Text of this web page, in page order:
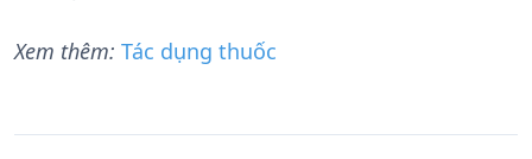
Xem thêm: Tác dụng thuốc